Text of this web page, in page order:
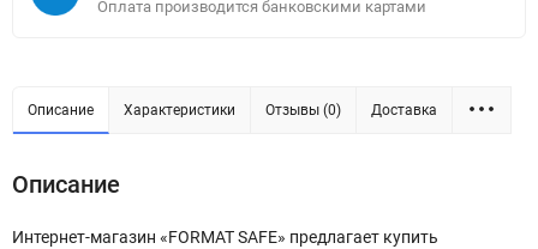
Оплата производится банковскими картами
Описание Характеристики Отзывы (0) Доставка
Описание
Интернет-магазин «FORMAT SAFE» предлагает купить